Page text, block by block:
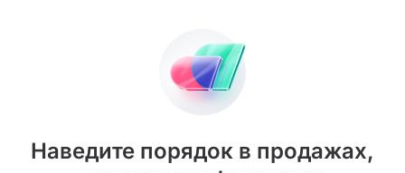
Наведите порядок в продажах,